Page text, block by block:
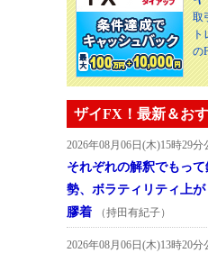
取
の
ザイFX！最新＆お
2026年08月06日(木)15時29分
それぞれの解釈でもっ
勢、ボラティリティ上
膠着
（持田有紀子）
2026年08月06日(木)13時20分